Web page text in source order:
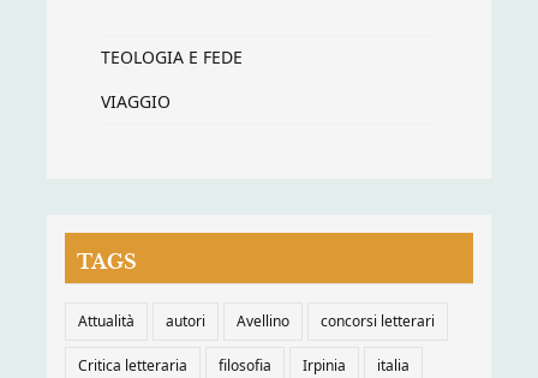
TEOLOGIA E FEDE
VIAGGIO
TAGS
Attualità autori Avellino concorsi letterari
Critica letteraria filosofia Irpinia italia